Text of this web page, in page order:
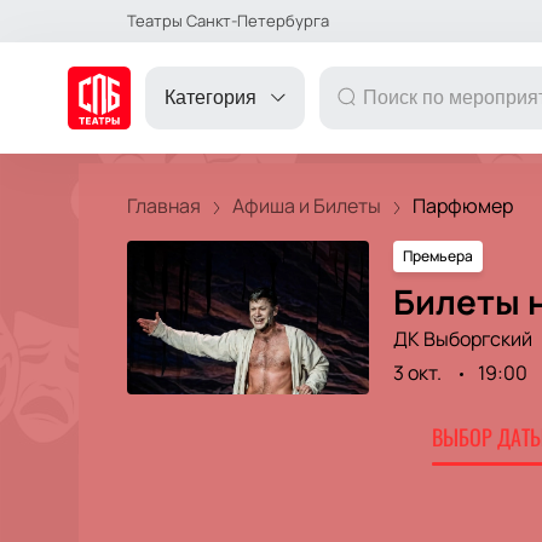
Театры Санкт-Петербурга
Категория
ДРУГОЕ
КОНЦЕРТ
ТЕАТР
Главная Афиша и Билеты Парфюмер
Премьера
Билеты
ДК Выборгский
3 окт.
19:00
ВЫБОР